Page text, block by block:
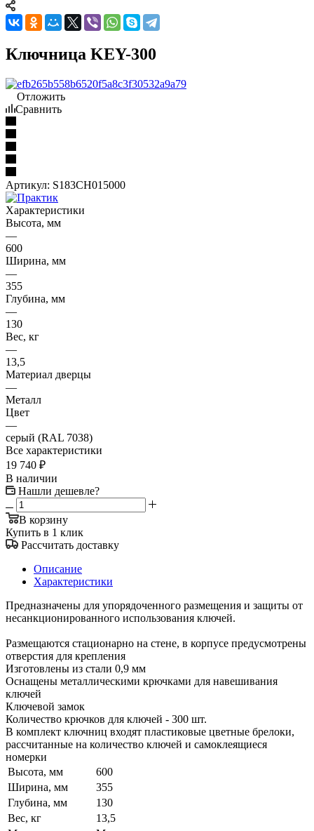
Ключница KEY-300
Отложить
Сравнить
Артикул: S183CH015000
Характеристики
Высота, мм
—
600
Ширина, мм
—
355
Глубина, мм
—
130
Вес, кг
—
13,5
Материал дверцы
—
Металл
Цвет
—
серый (RAL 7038)
Все характеристики
19 740 ₽
В наличии
Нашли дешевле?
В корзину
Купить в 1 клик
Рассчитать доставку
Описание
Характеристики
Предназначены для упорядоченного размещения и защиты от
несанкционированного использования ключей.
Размещаются стационарно на стене, в корпусе предусмотрены
отверстия для крепления
Изготовлены из стали 0,9 мм
Оснащены металлическими крючками для навешивания
ключей
Ключевой замок
Количество крючков для ключей - 300 шт.
В комплект ключниц входят пластиковые цветные брелоки,
рассчитанные на количество ключей и самоклеящиеся
номерки
Высота, мм
600
Ширина, мм
355
Глубина, мм
130
Вес, кг
13,5